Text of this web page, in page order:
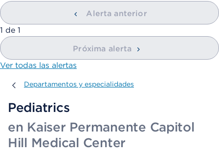
Alerta anterior
mostrando
1 de 1
Próxima alerta
Ver todas las alertas
Departamentos y especialidades
Departamentos y especialidades
Pediatrics
en Kaiser Permanente Capitol
Hill Medical Center